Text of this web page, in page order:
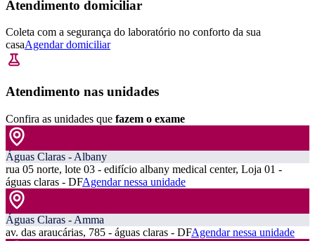
Atendimento domiciliar
Coleta com a segurança do laboratório no conforto da sua
casaAgendar domiciliar
Atendimento nas unidades
Confira as unidades que fazem o exame
Águas Claras - Albany
rua 05 norte, lote 03 - edifício albany medical center, Loja 01 -
águas claras - DFAgendar nessa unidade
Águas Claras - Amma
av. das araucárias, 785 - águas claras - DFAgendar nessa unidade